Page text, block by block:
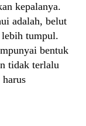
kepalanya.
adalah, belut
lebih tumpul.
bentuk
tidak terlalu